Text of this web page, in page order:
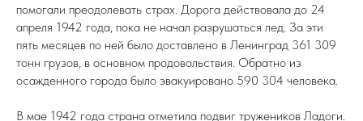
помогали преодолевать страх. Дорога действовала до 24
апреля 1942 года, пока не начал разрушаться лед. За эти
пять месяцев по ней было доставлено в Ленинград 361 309
тонн грузов, в основном продовольствия. Обратно из
осажденного города было эвакуировано 590 304 человека.
В мае 1942 года страна отметила подвиг тружеников Ладоги.